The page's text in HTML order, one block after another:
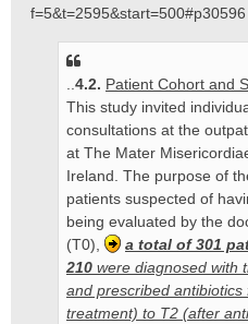
f=5&t=2595&start=500#p30596
4.2. Patient Cohort and
This study invited
consultations at the
at The Mater
Ireland. The purpose of
patients suspected of
being evaluated by the
(T0),
a total of 301
210 were diagnosed with
and prescribed
treatment) to T2 (after